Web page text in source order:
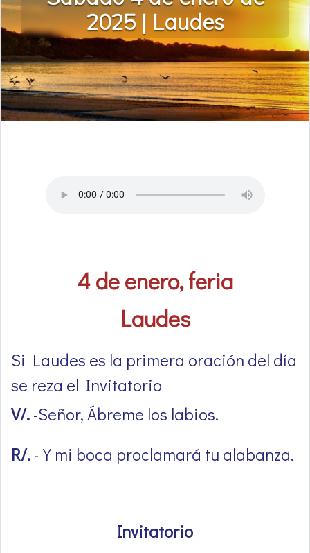
2025 | Laudes
4 de enero, feria
Laudes
Si Laudes es la primera oración del día
se reza el Invitatorio
V/.-Señor, Ábreme los labios.
R/.-Y mi boca proclamará tu alabanza.
Invitatorio